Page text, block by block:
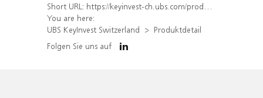
Short URL: https://keyinvest-ch.ubs.com/produkt/detail/index/isin/CH1570361944
You are here:
UBS KeyInvest Switzerland
Produktdetail
Folgen Sie uns auf